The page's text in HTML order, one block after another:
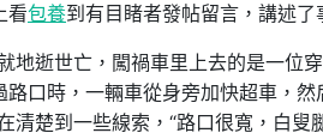
看包養到有目睹者發帖留言，講述了
地逝世亡，闖禍車里上去的是一位
口時，一輛車從身旁加快超車，
清楚到一些線索，“路口很寬，白